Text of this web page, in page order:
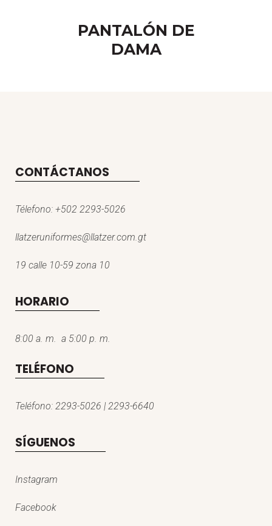
PANTALÓN DE
DAMA
CONTÁCTANOS
Télefono: +502 2293-5026
llatzeruniformes@llatzer.com.gt
19 calle 10-59 zona 10
HORARIO
8:00 a. m. a 5:00 p. m.
TELÉFONO
Teléfono: 2293-5026 | 2293-6640
SÍGUENOS
Instagram
Facebook